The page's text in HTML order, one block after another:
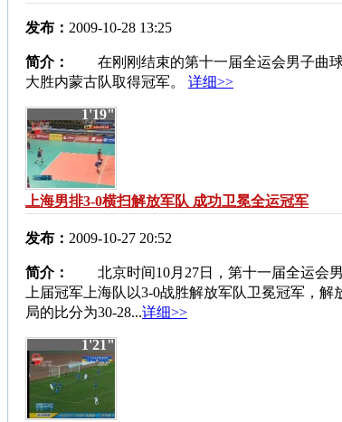
发布： 2009-10-28 13:25
简介：
在刚刚结束的第十一届全运会男子曲球
大胜内蒙古队取得冠军。 详细>>
1'19"
上海男排3-0横扫解放军队 成功卫冕全运冠军
发布： 2009-10-27 20:52
简介：
北京时间10月27日，第十一届全运会男
上届冠军上海队以3-0战胜解放军队卫冕冠军，解
局的比分为30-28...详细>>
1'21"